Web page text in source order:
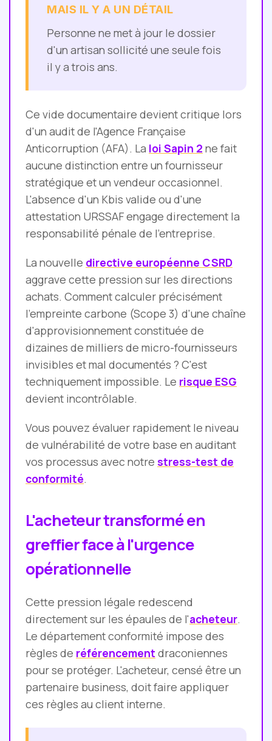
MAIS IL Y A UN DÉTAIL
Personne ne met à jour le dossier
d'un artisan sollicité une seule fois
il y a trois ans.
Ce vide documentaire devient critique lors
d'un audit de l'Agence Française
Anticorruption (AFA). La loi Sapin 2 ne fait
aucune distinction entre un fournisseur
stratégique et un vendeur occasionnel.
L'absence d'un Kbis valide ou d'une
attestation URSSAF engage directement la
responsabilité pénale de l'entreprise.
La nouvelle directive européenne CSRD
aggrave cette pression sur les directions
achats. Comment calculer précisément
l'empreinte carbone (Scope 3) d'une chaîne
d'approvisionnement constituée de
dizaines de milliers de micro-fournisseurs
invisibles et mal documentés ? C'est
techniquement impossible. Le risque ESG
devient incontrôlable.
Vous pouvez évaluer rapidement le niveau
de vulnérabilité de votre base en auditant
vos processus avec notre stress-test de
conformité.
L'acheteur transformé en
greffier face à l'urgence
opérationnelle
Cette pression légale redescend
directement sur les épaules de l'acheteur.
Le département conformité impose des
règles de référencement draconiennes
pour se protéger. L'acheteur, censé être un
partenaire business, doit faire appliquer
ces règles au client interne.